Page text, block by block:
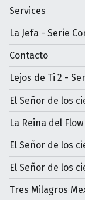
Services
La Jefa - Serie
Contacto
Lejos de Ti 2 -
El Señor de los
La Reina del
El Señor de los
El Señor de los
Tres Milagros